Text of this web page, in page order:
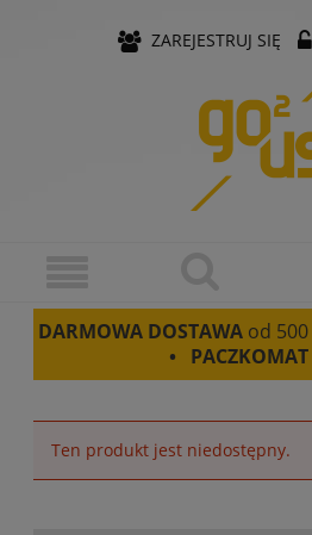
ZAREJESTRUJ SIĘ
DARMOWA DOSTAWA od 500
• PACZKOMAT
Ten produkt jest niedostępny.